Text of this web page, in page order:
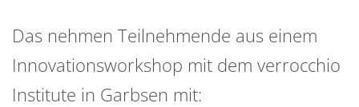
Das nehmen Teilnehmende aus einem
Innovationsworkshop mit dem verrocchio
Institute in Garbsen mit: